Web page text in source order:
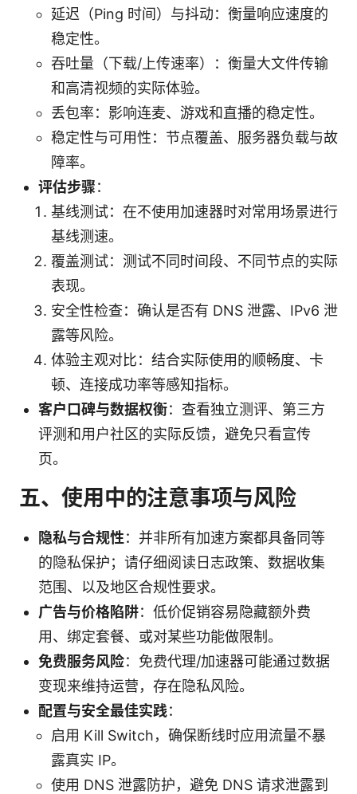
延迟（Ping 时间）与抖动：衡量响应速度的
稳定性。
吞吐量（下载/上传速率）：衡量大文件传输
和高清视频的实际体验。
丢包率：影响连麦、游戏和直播的稳定性。
稳定性与可用性：节点覆盖、服务器负载与故
障率。
评估步骤：
基线测试：在不使用加速器时对常用场景进行
基线测速。
覆盖测试：测试不同时间段、不同节点的实际
表现。
安全性检查：确认是否有 DNS 泄露、IPv6 泄
露等风险。
体验主观对比：结合实际使用的顺畅度、卡
顿、连接成功率等感知指标。
客户口碑与数据权衡：查看独立测评、第三方
评测和用户社区的实际反馈，避免只看宣传
页。
五、使用中的注意事项与风险
隐私与合规性：并非所有加速方案都具备同等
的隐私保护；请仔细阅读日志政策、数据收集
范围、以及地区合规性要求。
广告与价格陷阱：低价促销容易隐藏额外费
用、绑定套餐、或对某些功能做限制。
免费服务风险：免费代理/加速器可能通过数据
变现来维持运营，存在隐私风险。
配置与安全最佳实践：
启用 Kill Switch，确保断线时应用流量不暴
露真实 IP。
使用 DNS 泄露防护，避免 DNS 请求泄露到